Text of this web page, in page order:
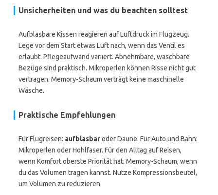
Unsicherheiten und was du beachten solltest
Aufblasbare Kissen reagieren auf Luftdruck im Flugzeug.
Lege vor dem Start etwas Luft nach, wenn das Ventil es
erlaubt. Pflegeaufwand variiert. Abnehmbare, waschbare
Bezüge sind praktisch. Mikroperlen können Risse nicht gut
vertragen. Memory-Schaum verträgt keine maschinelle
Wäsche.
Praktische Empfehlungen
Für Flugreisen: aufblasbaroder Daune. Für Auto und Bahn:
Mikroperlen oder Hohlfaser. Für den Alltag auf Reisen,
wenn Komfort oberste Priorität hat: Memory-Schaum, wenn
du das Volumen tragen kannst. Nutze Kompressionsbeutel,
um Volumen zu reduzieren.